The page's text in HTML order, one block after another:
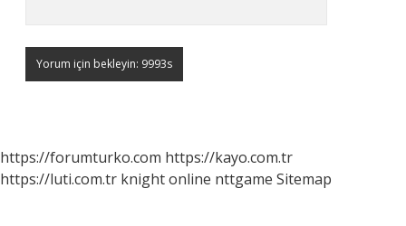
https://forumturko.com https://kayo.com.tr
https://luti.com.tr knight online nttgame Sitemap